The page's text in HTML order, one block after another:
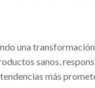
una
sanos,
más